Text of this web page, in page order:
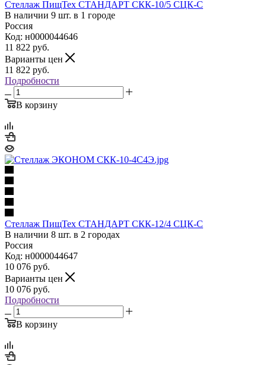
Стеллаж ПищТех СТАНДАРТ СКК-10/5 СЦК-С
В наличии 9 шт. в 1 городе
Россия
Код: н0000044646
11 822 руб.
Варианты цен
11 822 руб.
Подробности
В корзину
Стеллаж ПищТех СТАНДАРТ СКК-12/4 СЦК-С
В наличии 8 шт. в 2 городах
Россия
Код: н0000044647
10 076 руб.
Варианты цен
10 076 руб.
Подробности
В корзину